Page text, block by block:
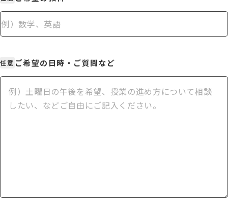
任意 ご希望の日時・ご質問など